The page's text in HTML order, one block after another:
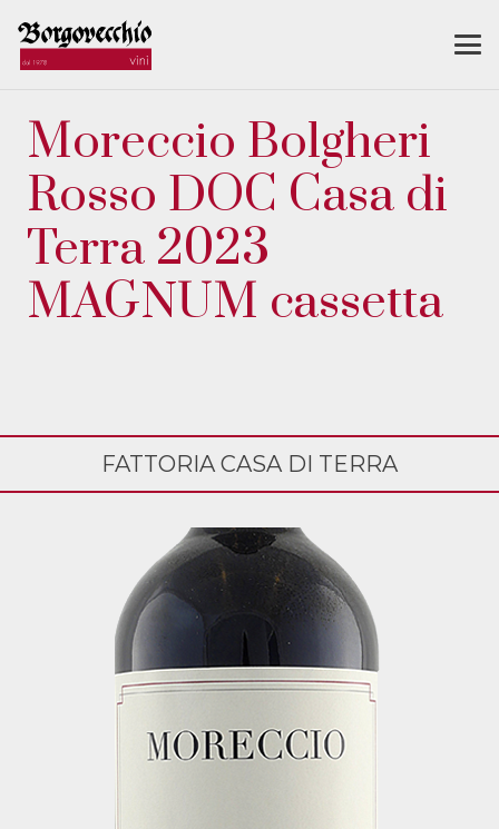
Moreccio Bolgheri
Rosso DOC Casa di
Terra 2023
MAGNUM cassetta
FATTORIA CASA DI TERRA